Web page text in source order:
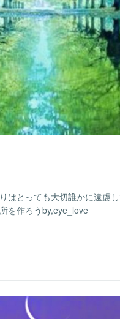
はとっても大切誰かに遠慮
を作ろうby,eye_love